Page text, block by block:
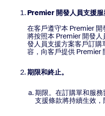
Premier 開發人員支援服
在客戶遵守本 Premier
將按照本 Premier 開發
發人員支援方案客戶訂購
容，向客戶提供 Premier
期限和終止。
期限。在訂購單和服
支援條款將持續生效，